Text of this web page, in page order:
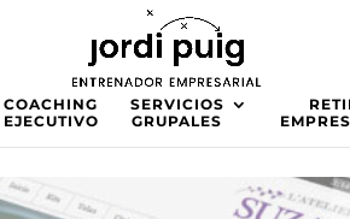
COACHING
EJECUTIVO
SERVICIOS
GRUPALES